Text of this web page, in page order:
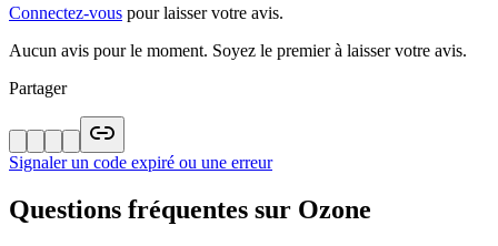
Connectez-vous pour laisser votre avis.
Aucun avis pour le moment. Soyez le premier à laisser votre avis.
Partager
Signaler un code expiré ou une erreur
Questions fréquentes sur Ozone